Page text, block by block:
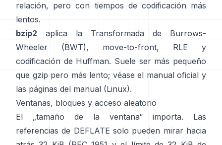
relación, pero con tiempos de codificación más
lentos.
bzip2 aplica la
Transformada de Burrows-
Wheeler (BWT), move-to-front, RLE y
codificación de Huffman. Suele ser más pequeño
que gzip pero más lento; véase el manual oficial y
las páginas del manual (Linux).
Ventanas, bloques y acceso aleatorio
El „tamaño de la ventana“ importa. Las
referencias de DEFLATE solo pueden mirar hacia